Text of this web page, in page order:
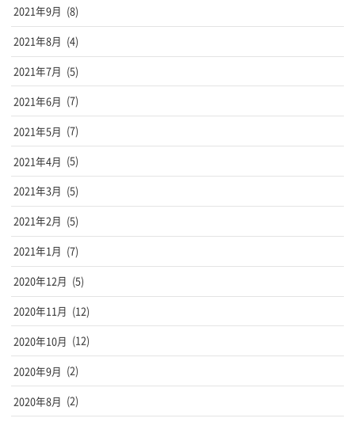
2021年9月 (8)
2021年8月 (4)
2021年7月 (5)
2021年6月 (7)
2021年5月 (7)
2021年4月 (5)
2021年3月 (5)
2021年2月 (5)
2021年1月 (7)
2020年12月 (5)
2020年11月 (12)
2020年10月 (12)
2020年9月 (2)
2020年8月 (2)